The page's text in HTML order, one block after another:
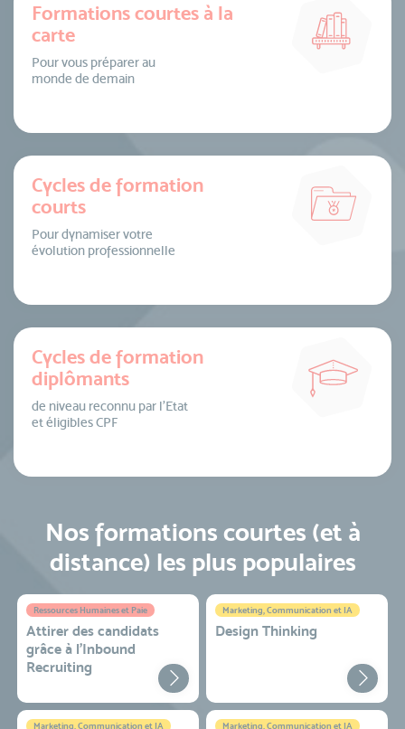
Formations courtes à la
carte
Pour vous préparer au
monde de demain
Cycles de formation
courts
Pour dynamiser votre
évolution professionnelle
Cycles de formation
diplômants
de niveau reconnu par l’Etat
et éligibles CPF
Nos formations courtes (et à
distance) les plus populaires
Ressources Humaines et Paie
Attirer des candidats
grâce à l’Inbound
Recruiting
Marketing, Communication et IA
Design Thinking
Marketing, Communication et IA Marketing, Communication et IA